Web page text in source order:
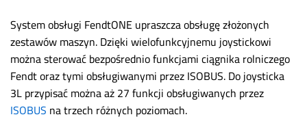
System obsługi FendtONE upraszcza obsługę złożonych
zestawów maszyn. Dzięki wielofunkcyjnemu joystickowi
można sterować bezpośrednio funkcjami ciągnika rolniczego
Fendt oraz tymi obsługiwanymi przez ISOBUS. Do joysticka
3L przypisać można aż 27 funkcji obsługiwanych przez
ISOBUS na trzech różnych poziomach.